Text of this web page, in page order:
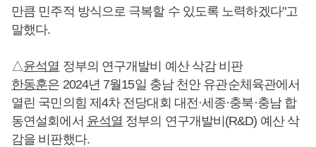
만큼 민주적 방식으로 극복할 수 있도록 노력하겠다"고
말했다.
△윤석열 정부의 연구개발비 예산 삭감 비판
한동훈은 2024년 7월15일 충남 천안 유관순체육관에서
열린 국민의힘 제4차 전당대회 대전·세종·충북·충남 합
동연설회에서 윤석열 정부의 연구개발비(R&D) 예산 삭
감을 비판했다.